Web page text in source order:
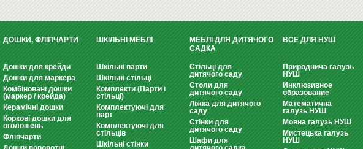
ДОШКИ, ФЛІПЧАРТИ
Дошки для крейди
Дошки для маркера
Комбіновані дошки
(маркер / крейда)
Керамічні дошки
Коркові дошки для
оголошень
Фліпчарти
ШКІЛЬНІ МЕБЛІ
Шкільні парти
Шкільні стільці
Комплекти (Парти і
стільці)
Комплектуючі для
парт
Комплектуючі для
стільців
Шкільні стінки
МЕБЛІ ДЛЯ ДИТЯЧОГО
САДКА
Стільці для
дитячого саду
Столи для
дитячого саду
Ліжка для дитячого
саду
Стінки для
дитячого саду
Шафи для
ВСЕ ДЛЯ НУШ
Природнича галузь
НУШ
Инклюзивное
образование
Математична
галузь НУШ
Мовна галузь НУШ
Мистецька галузь
НУШ